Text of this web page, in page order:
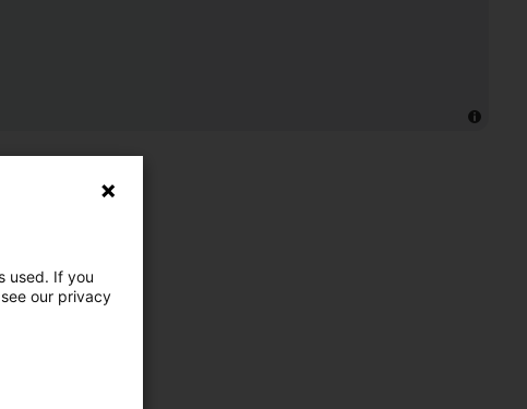
used. If you
our privacy